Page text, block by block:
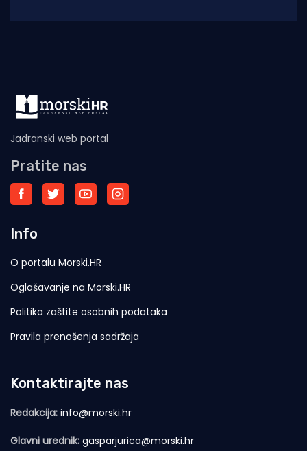
Jadranski web portal
Pratite nas
Info
O portalu Morski.HR
Oglašavanje na Morski.HR
Politika zaštite osobnih podataka
Pravila prenošenja sadržaja
Kontaktirajte nas
Redakcija: info@morski.hr
Glavni urednik: gasparjurica@morski.hr